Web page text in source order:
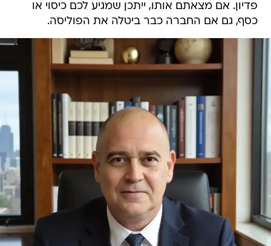
פדיון. אם מצאתם אותו, ייתכן שמגיע לכם כיסוי או
כסף, גם אם החברה כבר ביטלה את הפוליסה.